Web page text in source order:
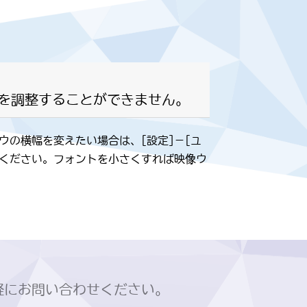
調整することができません。
ウの横幅を変えたい場合は、[設定]－[ユ
さい。フォントを小さくすれば映像ウ
お問い合わせください。